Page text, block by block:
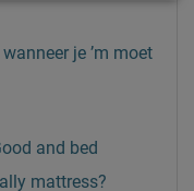
je ’m moet
and bed
mattress?